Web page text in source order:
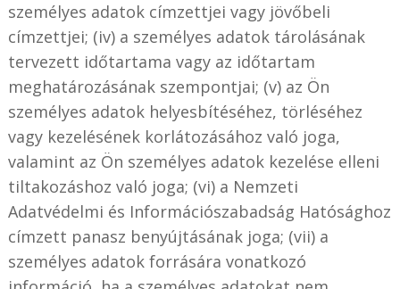
személyes adatok címzettjei vagy jövőbeli
címzettjei; (iv) a személyes adatok tárolásának
tervezett időtartama vagy az időtartam
meghatározásának szempontjai; (v) az Ön
személyes adatok helyesbítéséhez, törléséhez
vagy kezelésének korlátozásához való joga,
valamint az Ön személyes adatok kezelése elleni
tiltakozáshoz való joga; (vi) a Nemzeti
Adatvédelmi és Információszabadság Hatósághoz
címzett panasz benyújtásának joga; (vii) a
személyes adatok forrására vonatkozó